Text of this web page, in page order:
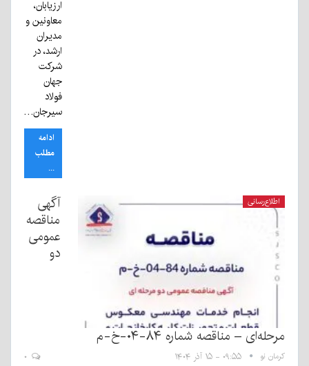
ارزیابان،
معاونین و
مدیران
ارشد، در
شرکت
جهان
فولاد
سیرجان…
ادامه
مطلب
...
اطلاع‌رسانی
آگهی
مناقصه
عمومی
دو
مرحله‌ای – مناقصه شماره ۸۴-۰۴-خ-م
کرمان نو ۰۹:۵۵ - ۱۵ آذر ۱۴۰۴